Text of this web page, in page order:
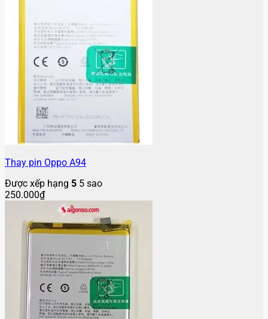
Thay pin Oppo A94
Được xếp hạng 5 5 sao
250.000₫